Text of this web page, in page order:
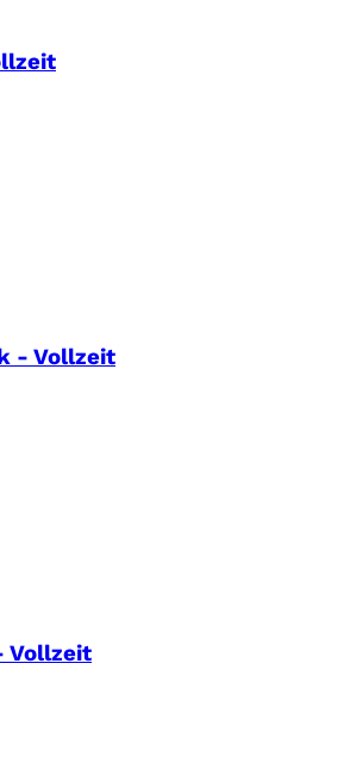
- Vollzeit
Vollzeit